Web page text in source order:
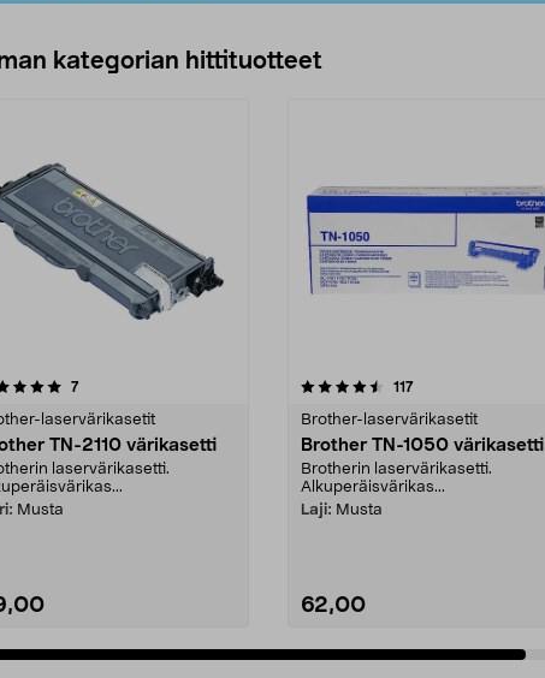
kategorian hittituotteet
7arvostelut
laservärikasetit
TN-2110 värikasetti
laservärikasetti.
Musta
4.5 viidestä
117arvostelut
Brother-laservärikasetit
Brother TN-1050 värikasetti
Brotherin laservärikasetti.
Alkuperäisvärikas...
Laji: Musta
62,00
5.0 viidestä